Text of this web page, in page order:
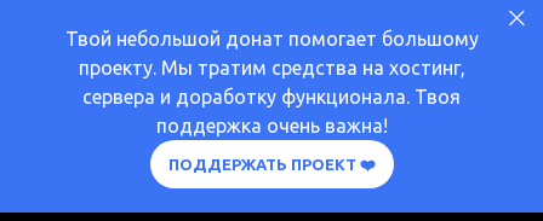
Твой небольшой донат помогает большому
проекту. Мы тратим средства на хостинг,
сервера и доработку функционала. Твоя
поддержка очень важна!
ПОДДЕРЖАТЬ ПРОЕКТ ❤️